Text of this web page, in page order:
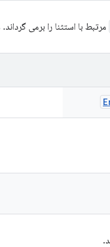
مرتبط با استثنا را برمی